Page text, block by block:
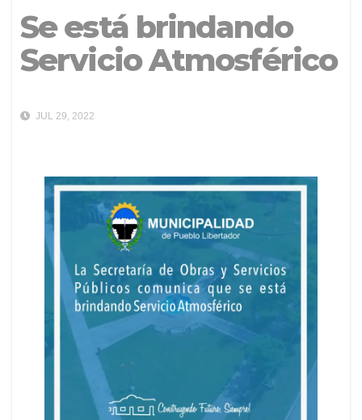
Se está brindando
Servicio Atmosférico
JUL 29, 2022